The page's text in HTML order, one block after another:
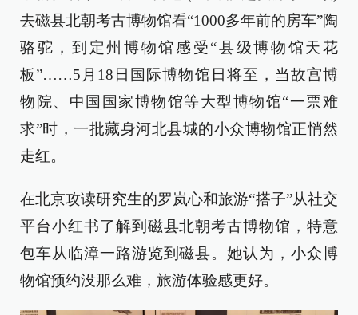
去磁县北朝考古博物馆看“1000多年前的房车”陶
骆驼，到定州博物馆感受“县级博物馆天花
板”……5月18日国际博物馆日将至，当故宫博
物院、中国国家博物馆等大型博物馆“一票难
求”时，一批藏身河北县城的小众博物馆正悄然
走红。
在北京攻读研究生的罗岚心和旅游“搭子”从社交
平台小红书了解到磁县北朝考古博物馆，特意
包车从临漳一路游览到磁县。她认为，小众博
物馆预约没那么难，旅游体验感更好。